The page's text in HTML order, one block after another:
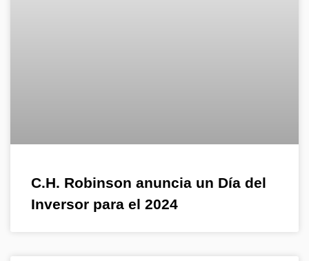
C.H. Robinson anuncia un Día del
Inversor para el 2024